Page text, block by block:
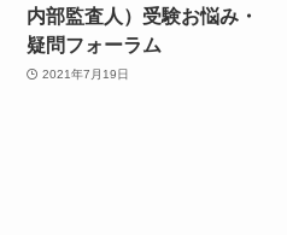
内部監査人）受験お悩み・
疑問フォーラム
2021年7月19日